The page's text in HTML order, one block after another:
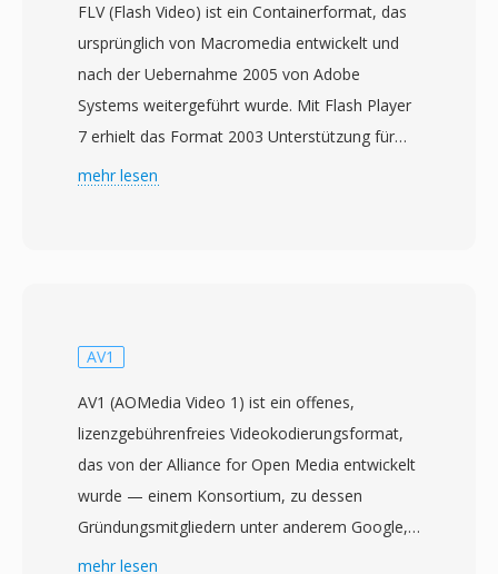
FLV (Flash Video) ist ein Containerformat, das
ursprünglich von Macromedia entwickelt und
nach der Uebernahme 2005 von Adobe
Systems weitergeführt wurde. Mit Flash Player
7 erhielt das Format 2003 Unterstützung für
eigenständige Wiedergabe und wurde rasch
Sorenson-Spark- oder VP6-Codec, zusammen
leichtgewichtigen proprietären Container, der
für Streaming-Bereitstellung optimiert ist. Die
grösste Stärke von FLV war die Fähigkeit,
konsistente Videowiedergabe über
verschiedene Betriebssysteme und Browser
mehr lesen
AV1
AV1 (AOMedia Video 1) ist ein offenes,
lizenzgebührenfreies Videokodierungsformat,
das von der Alliance for Open Media entwickelt
wurde — einem Konsortium, zu dessen
Gründungsmitgliedern unter anderem Google,
Mozilla, Microsoft, Amazon, Netflix und Intel
mehr lesen